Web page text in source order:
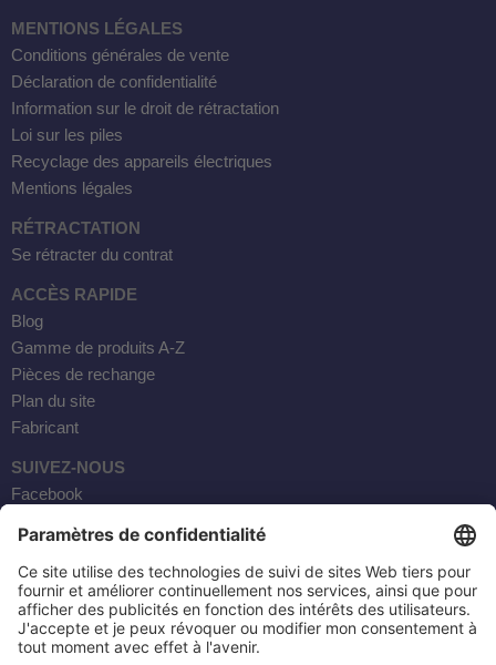
MENTIONS LÉGALES
Conditions générales de vente
Déclaration de confidentialité
Information sur le droit de rétractation
Loi sur les piles
Recyclage des appareils électriques
Mentions légales
RÉTRACTATION
Se rétracter du contrat
ACCÈS RAPIDE
Blog
Gamme de produits A-Z
Pièces de rechange
Plan du site
Fabricant
SUIVEZ-NOUS
Facebook
YouTube
Courrier électronique
AKTOBIS AG
20, RUE BORSIG